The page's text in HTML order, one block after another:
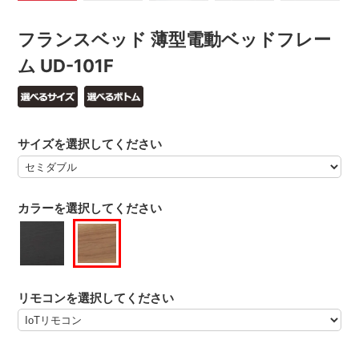
フランスベッド 薄型電動ベッドフレー
ム UD-101F
カラーを選択してください
サイズを選択してください
リモコンを選択してください